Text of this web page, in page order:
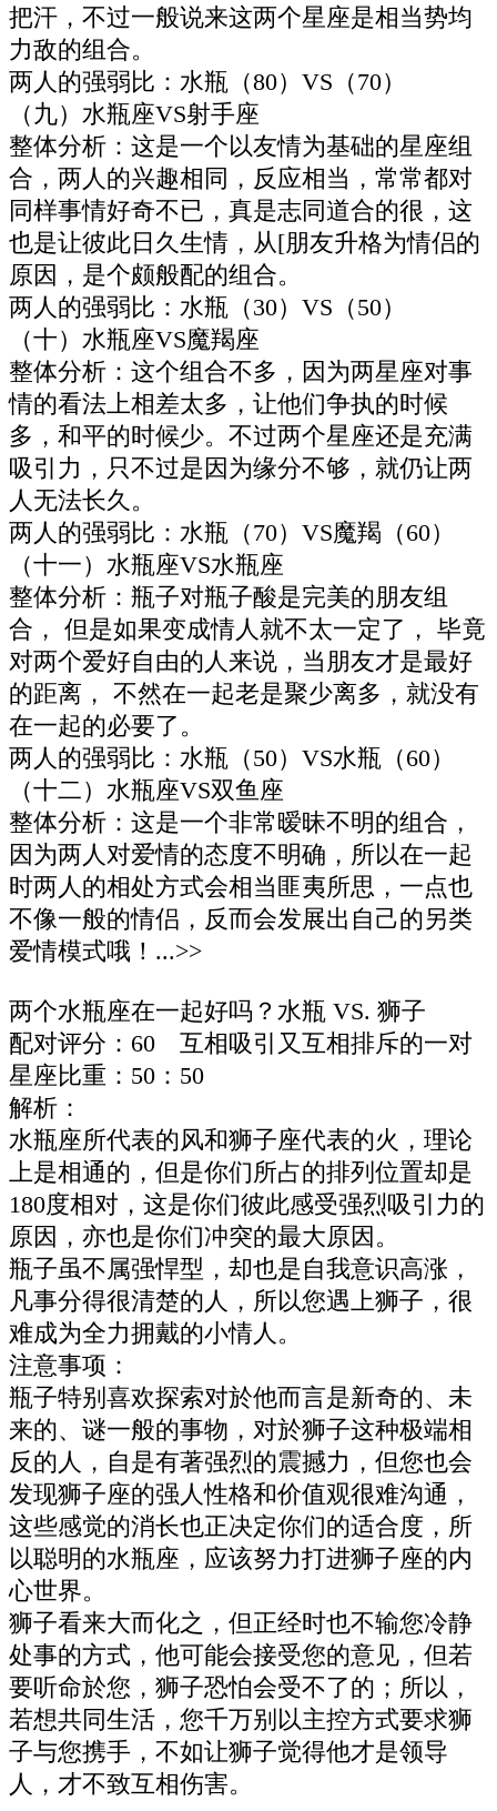
把汗，不过一般说来这两个星座是相当势均
力敌的组合。
两人的强弱比：水瓶（80）VS（70）
（九）水瓶座VS射手座
整体分析：这是一个以友情为基础的星座组
合，两人的兴趣相同，反应相当，常常都对
同样事情好奇不已，真是志同道合的很，这
也是让彼此日久生情，从[朋友升格为情侣的
原因，是个颇般配的组合。
两人的强弱比：水瓶（30）VS（50）
（十）水瓶座VS魔羯座
整体分析：这个组合不多，因为两星座对事
情的看法上相差太多，让他们争执的时候
多，和平的时候少。不过两个星座还是充满
吸引力，只不过是因为缘分不够，就仍让两
人无法长久。
两人的强弱比：水瓶（70）VS魔羯（60）
（十一）水瓶座VS水瓶座
整体分析：瓶子对瓶子酸是完美的朋友组
合， 但是如果变成情人就不太一定了， 毕竟
对两个爱好自由的人来说，当朋友才是最好
的距离， 不然在一起老是聚少离多，就没有
在一起的必要了。
两人的强弱比：水瓶（50）VS水瓶（60）
（十二）水瓶座VS双鱼座
整体分析：这是一个非常暧昧不明的组合，
因为两人对爱情的态度不明确，所以在一起
时两人的相处方式会相当匪夷所思，一点也
不像一般的情侣，反而会发展出自己的另类
爱情模式哦！...>>
两个水瓶座在一起好吗？水瓶 VS. 狮子
配对评分：60 互相吸引又互相排斥的一对
星座比重：50：50
解析：
水瓶座所代表的风和狮子座代表的火，理论
上是相通的，但是你们所占的排列位置却是
180度相对，这是你们彼此感受强烈吸引力的
原因，亦也是你们冲突的最大原因。
瓶子虽不属强悍型，却也是自我意识高涨，
凡事分得很清楚的人，所以您遇上狮子，很
难成为全力拥戴的小情人。
注意事项：
瓶子特别喜欢探索对於他而言是新奇的、未
来的、谜一般的事物，对於狮子这种极端相
反的人，自是有著强烈的震撼力，但您也会
发现狮子座的强人性格和价值观很难沟通，
这些感觉的消长也正决定你们的适合度，所
以聪明的水瓶座，应该努力打进狮子座的内
心世界。
狮子看来大而化之，但正经时也不输您冷静
处事的方式，他可能会接受您的意见，但若
要听命於您，狮子恐怕会受不了的；所以，
若想共同生活，您千万别以主控方式要求狮
子与您携手，不如让狮子觉得他才是领导
人，才不致互相伤害。